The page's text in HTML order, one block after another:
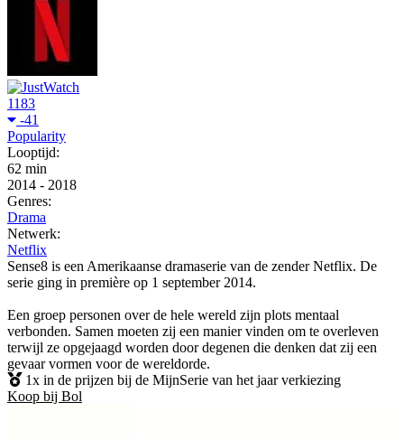
1183
-41
Popularity
Looptijd:
62 min
2014 - 2018
Genres:
Drama
Netwerk:
Netflix
Sense8 is een Amerikaanse dramaserie van de zender Netflix. De
serie ging in première op 1 september 2014.
Een groep personen over de hele wereld zijn plots mentaal
verbonden. Samen moeten zij een manier vinden om te overleven
terwijl ze opgejaagd worden door degenen die denken dat zij een
gevaar vormen voor de wereldorde.
1x in de prijzen bij de MijnSerie van het jaar verkiezing
Koop bij Bol